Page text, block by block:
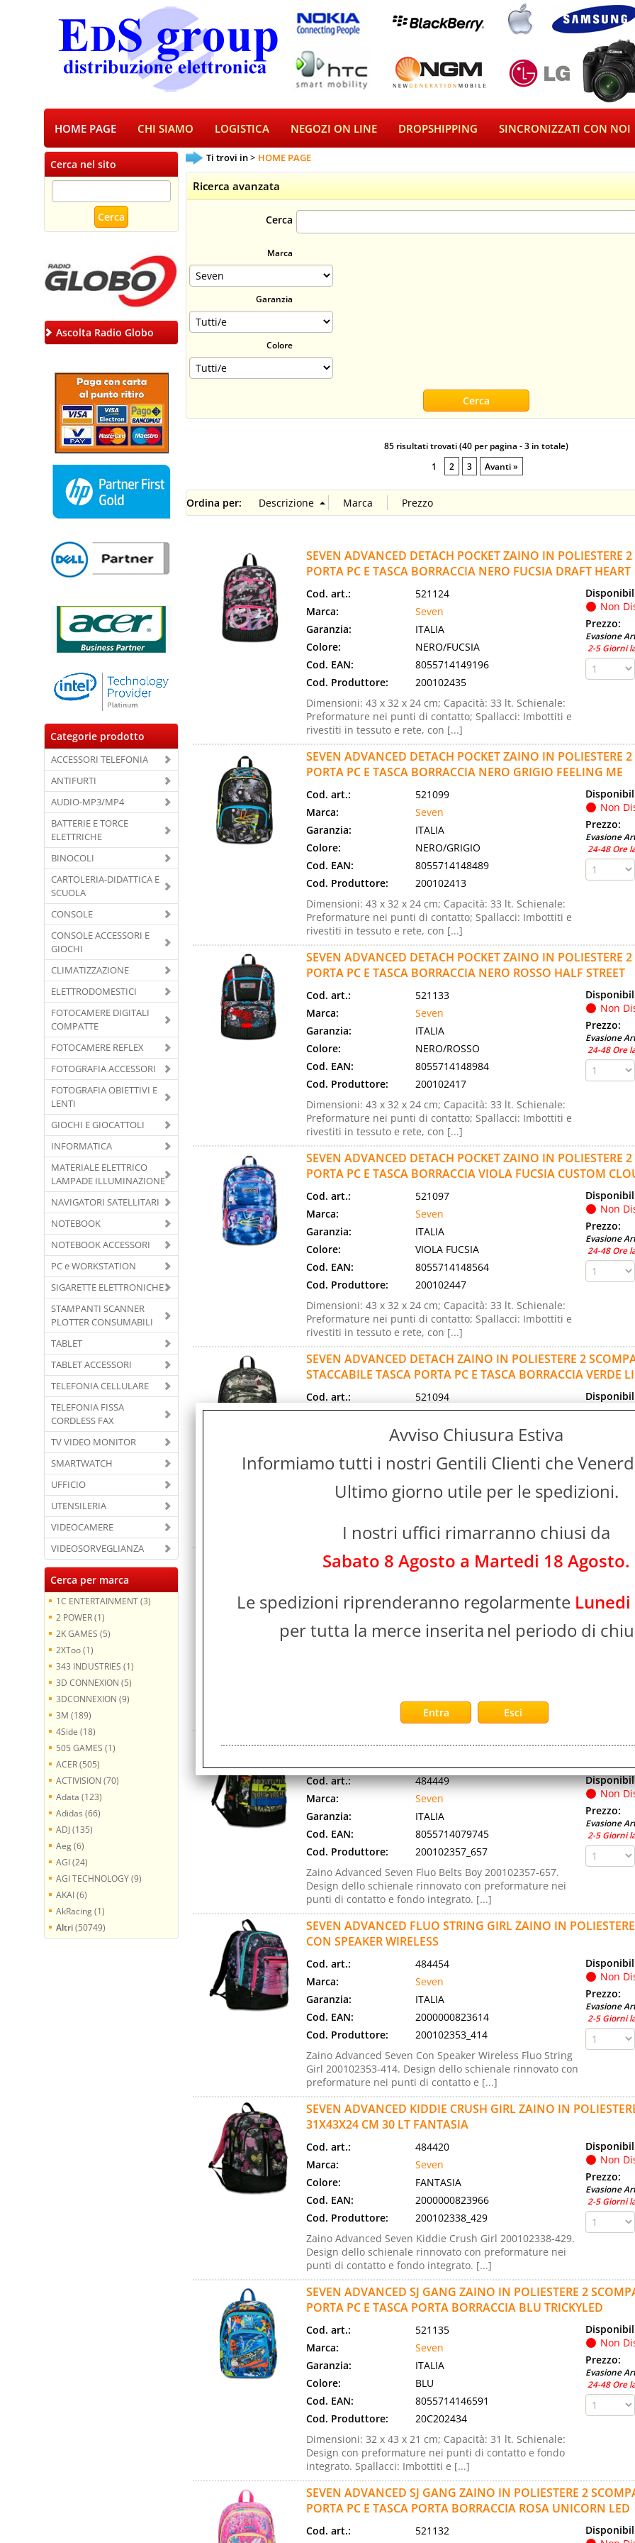
HOME PAGE CHI SIAMO LOGISTICA NEGOZI ON LINE DROPSHIPPING SINCRONIZZATI CON NOI
Cerca nel sito
Ascolta Radio Globo
Categorie prodotto
ACCESSORI TELEFONIA
ANTIFURTI
AUDIO-MP3/MP4
BATTERIE E TORCE
ELETTRICHE
BINOCOLI
CARTOLERIA-DIDATTICA E
SCUOLA
CONSOLE
CONSOLE ACCESSORI E
GIOCHI
CLIMATIZZAZIONE
ELETTRODOMESTICI
FOTOCAMERE DIGITALI
COMPATTE
FOTOCAMERE REFLEX
FOTOGRAFIA ACCESSORI
FOTOGRAFIA OBIETTIVI E
LENTI
GIOCHI E GIOCATTOLI
INFORMATICA
MATERIALE ELETTRICO
LAMPADE ILLUMINAZIONE
NAVIGATORI SATELLITARI
NOTEBOOK
NOTEBOOK ACCESSORI
PC e WORKSTATION
SIGARETTE ELETTRONICHE
STAMPANTI SCANNER
PLOTTER CONSUMABILI
TABLET
TABLET ACCESSORI
TELEFONIA CELLULARE
TELEFONIA FISSA
CORDLESS FAX
TV VIDEO MONITOR
SMARTWATCH
UFFICIO
UTENSILERIA
VIDEOCAMERE
VIDEOSORVEGLIANZA
Cerca per marca
1C ENTERTAINMENT (3)
2 POWER (1)
2K GAMES (5)
2XToo (1)
343 INDUSTRIES (1)
3D CONNEXION (5)
3DCONNEXION (9)
3M (189)
4Side (18)
505 GAMES (1)
ACER (505)
ACTIVISION (70)
Adata (123)
Adidas (66)
ADJ (135)
Aeg (6)
AGI (24)
AGI TECHNOLOGY (9)
AKAI (6)
AkRacing (1)
Altri(50749)
Ti trovi in HOME PAGE
Ricerca avanzata
Cerca
Marca
Garanzia
Colore
85 risultati trovati (40 per pagina - 3 in totale)
1
2 3 Avanti »
Ordina per:
SEVEN ADVANCED DETACH POCKET ZAINO IN POLIESTERE
PORTA PC E TASCA BORRACCIA NERO FUCSIA DRAFT HEART
Cod. art.:
521124
Marca:
Seven
Garanzia:
ITALIA
Colore:
NERO/FUCSIA
Cod. EAN:
8055714149196
Cod. Produttore:
200102435
Dimensioni: 43 x 32 x 24 cm; Capacità: 33 lt. Schienale:
Preformature nei punti di contatto; Spallacci: Imbottiti e
rivestiti in tessuto e rete, con [...]
Non
Prezzo:
Evasione
2-5 Giorni
SEVEN ADVANCED DETACH POCKET ZAINO IN POLIESTERE
PORTA PC E TASCA BORRACCIA NERO GRIGIO FEELING ME
Cod. art.:
521099
Marca:
Seven
Garanzia:
ITALIA
Colore:
NERO/GRIGIO
Cod. EAN:
8055714148489
Cod. Produttore:
200102413
Dimensioni: 43 x 32 x 24 cm; Capacità: 33 lt. Schienale:
Preformature nei punti di contatto; Spallacci: Imbottiti e
rivestiti in tessuto e rete, con [...]
Non
Prezzo:
Evasione
24-48 Ore
SEVEN ADVANCED DETACH POCKET ZAINO IN POLIESTERE
PORTA PC E TASCA BORRACCIA NERO ROSSO HALF STREET
Cod. art.:
521133
Marca:
Seven
Garanzia:
ITALIA
Colore:
NERO/ROSSO
Cod. EAN:
8055714148984
Cod. Produttore:
200102417
Dimensioni: 43 x 32 x 24 cm; Capacità: 33 lt. Schienale:
Preformature nei punti di contatto; Spallacci: Imbottiti e
rivestiti in tessuto e rete, con [...]
Non
Prezzo:
Evasione
24-48 Ore
SEVEN ADVANCED DETACH POCKET ZAINO IN POLIESTERE
PORTA PC E TASCA BORRACCIA VIOLA FUCSIA CUSTOM
Cod. art.:
521097
Marca:
Seven
Garanzia:
ITALIA
Colore:
VIOLA FUCSIA
Cod. EAN:
8055714148564
Cod. Produttore:
200102447
Dimensioni: 43 x 32 x 24 cm; Capacità: 33 lt. Schienale:
Preformature nei punti di contatto; Spallacci: Imbottiti e
rivestiti in tessuto e rete, con [...]
Non
Prezzo:
Evasione
24-48 Ore
SEVEN ADVANCED DETACH ZAINO IN POLIESTERE 2
STACCABILE TASCA PORTA PC E TASCA BORRACCIA VERDE
Cod. art.:
521094
Marca:
Seven
ITALIA
Cod. EAN:
8055714149271
Cod. Produttore:
200102430
Dimensioni: 43 x 32 x 24 cm (zainetto amovibile: 43 x 32 x
Schienale: Preformature nei [...]
Non
SEVEN ADVANCED DYE ON BOY ZAINO IN POLIESTERE
31X43X24 CM 30 LT FANTASIA
Cod. art.:
484440
Colore:
FANTASIA
Design dello schienale rinnovato con preformature nei
punti di contatto e fondo integrato. Capacità: 30 [...]
Non
Prezzo:
Evasione
SEVEN ADVANCED FLUO BELTS BOY ZAINO IN POLIESTERE
Cod. art.:
484449
Marca:
Seven
Garanzia:
ITALIA
Cod. EAN:
8055714079745
Cod. Produttore:
200102357_657
Zaino Advanced Seven Fluo Belts Boy 200102357-657.
Design dello schienale rinnovato con preformature nei
punti di contatto e fondo integrato. [...]
Non
Prezzo:
Evasione
2-5 Giorni
SEVEN ADVANCED FLUO STRING GIRL ZAINO IN
CON SPEAKER WIRELESS
Cod. art.:
484454
Marca:
Seven
Garanzia:
ITALIA
Cod. EAN:
2000000823614
Cod. Produttore:
200102353_414
Zaino Advanced Seven Con Speaker Wireless Fluo String
Girl 200102353-414. Design dello schienale rinnovato con
preformature nei punti di contatto e [...]
Non
Prezzo:
Evasione
2-5 Giorni
SEVEN ADVANCED KIDDIE CRUSH GIRL ZAINO IN
31X43X24 CM 30 LT FANTASIA
Cod. art.:
484420
Marca:
Seven
Colore:
FANTASIA
Cod. EAN:
2000000823966
Cod. Produttore:
200102338_429
Zaino Advanced Seven Kiddie Crush Girl 200102338-429.
Design dello schienale rinnovato con preformature nei
punti di contatto e fondo integrato. [...]
Non
Prezzo:
Evasione
2-5 Giorni
SEVEN ADVANCED SJ GANG ZAINO IN POLIESTERE 2
PORTA PC E TASCA PORTA BORRACCIA BLU TRICKYLED
Cod. art.:
521135
Marca:
Seven
Garanzia:
ITALIA
Colore:
BLU
Cod. EAN:
8055714146591
Cod. Produttore:
20C202434
Dimensioni: 32 x 43 x 21 cm; Capacità: 31 lt. Schienale:
Design con preformature nei punti di contatto e fondo
integrato. Spallacci: Imbottiti e [...]
Non
Prezzo:
Evasione
24-48 Ore
SEVEN ADVANCED SJ GANG ZAINO IN POLIESTERE 2
PORTA PC E TASCA PORTA BORRACCIA ROSA UNICORN LED
Cod. art.:
521132
Avviso Chiusura Estiva
Informiamo tutti i nostri Gentili Clienti che
Ultimo giorno utile per le spedizioni.
I nostri uffici rimarranno chiusi da
Sabato 8 Agosto a Martedi 18 Agosto.
Le spedizioni riprenderanno regolarmente
per tutta la merce inserita nel periodo di